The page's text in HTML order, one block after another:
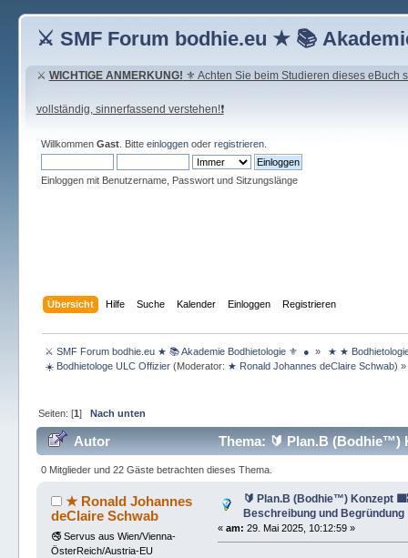
⚔ SMF Forum bodhie.eu ★ 📚
⚔ WICHTIGE ANMERKUNG! ⚜ Achten Sie beim Studieren dieses eBuch
vollständig, sinnerfassend verstehen!❗
Willkommen Gast. Bitte einloggenoder registrieren.
Einloggen mit Benutzername, Passwort und Sitzungslänge
Übersicht Hilfe Suche Kalender Einloggen Registrieren
⚔ SMF Forum bodhie.eu ★ 📚 Akademie Bodhietologie ⚜  ● »
★ ★
☀️ Bodhietologe ULC Offizier(Moderator: ★ Ronald Johannes deClaire Schwab) »
Seiten: [1] Nach unten
Autor
Thema: 🔰 Plan.B (Bodhie™)
(Gelesen 39689 mal)
0 Mitglieder und 22 Gäste betrachten dieses Thema.
★ Ronald Johannes
deClaire Schwab
🚭 Servus aus Wien/Vienna-
ÖsterReich/Austria-EU
🔰 Plan.B (Bodhie™) Konzept
Beschreibung und Begründung
«am: 29. Mai 2025, 10:12:59 »